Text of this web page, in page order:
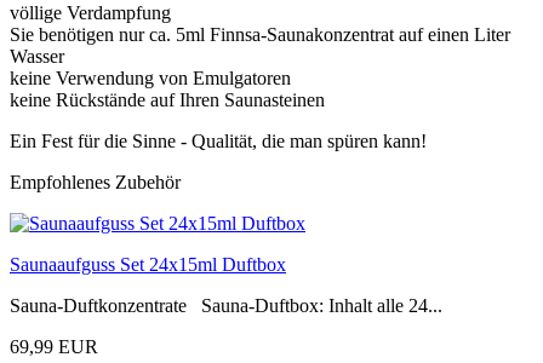
völlige Verdampfung
Sie benötigen nur ca. 5ml Finnsa-Saunakonzentrat auf einen Liter
Wasser
keine Verwendung von Emulgatoren
keine Rückstände auf Ihren Saunasteinen
Ein Fest für die Sinne - Qualität, die man spüren kann!
Empfohlenes Zubehör
Saunaaufguss Set 24x15ml Duftbox
Sauna-Duftkonzentrate Sauna-Duftbox: Inhalt alle 24...
69,99 EUR